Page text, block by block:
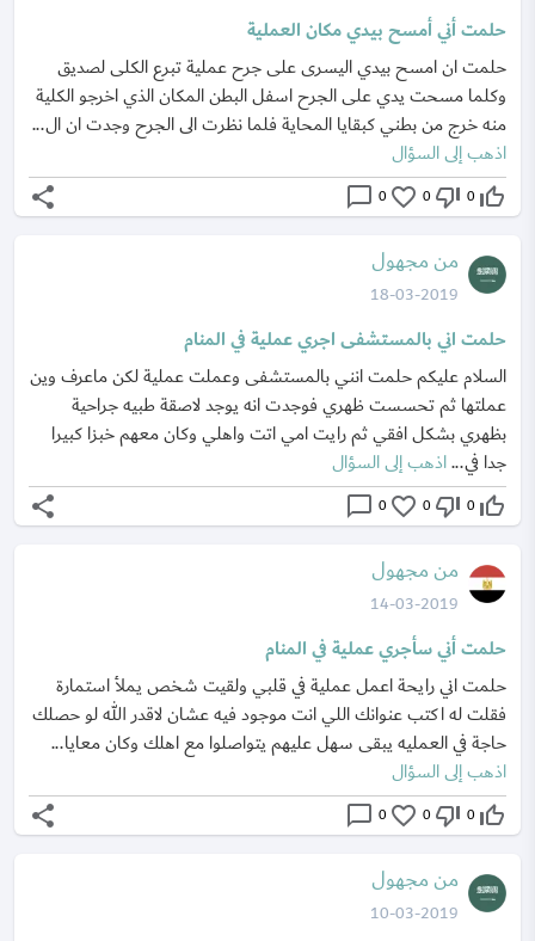
حلمت أني أمسح بيدي مكان العملية
حلمت ان امسح بيدي اليسرى على جرح عملية تبرع الكلى لصديق
وكلما مسحت يدي على الجرح اسفل البطن المكان الذي اخرجو الكلية
منه خرج من بطني كبقايا المحاية فلما نظرت الى الجرح وجدت ان ال...
اذهب إلى السؤال
thumb_up_off_alt
0
thumb_down_off_alt
0
favorite_border
0
chat_bubble_outline
share
من مجهول
18-03-2019
حلمت اني بالمستشفى اجري عملية في المنام
السلام عليكم حلمت انني بالمستشفى وعملت عملية لكن ماعرف وين
عملتها ثم تحسست ظهري فوجدت انه يوجد لاصقة طبيه جراحية
بظهري بشكل افقي ثم رايت امي اتت واهلي وكان معهم خبزا كبيرا
جدا في...اذهب إلى السؤال
thumb_up_off_alt
0
thumb_down_off_alt
0
favorite_border
0
chat_bubble_outline
share
من مجهول
14-03-2019
حلمت أني سأجري عملية في المنام
حلمت اني رايحة اعمل عملية في قلبي ولقيت شخص يملأ استمارة
فقلت له اكتب عنوانك اللي انت موجود فيه عشان لاقدر الله لو حصلك
حاجة في العمليه يبقى سهل عليهم يتواصلوا مع اهلك وكان معايا...
اذهب إلى السؤال
thumb_up_off_alt
0
thumb_down_off_alt
0
favorite_border
0
chat_bubble_outline
share
من مجهول
10-03-2019